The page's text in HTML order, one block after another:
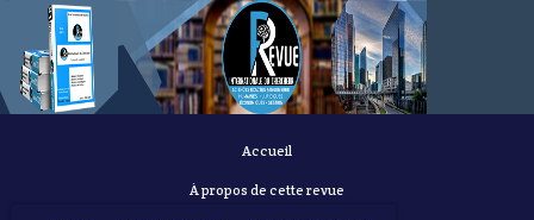
Accueil
À propos de cette revue